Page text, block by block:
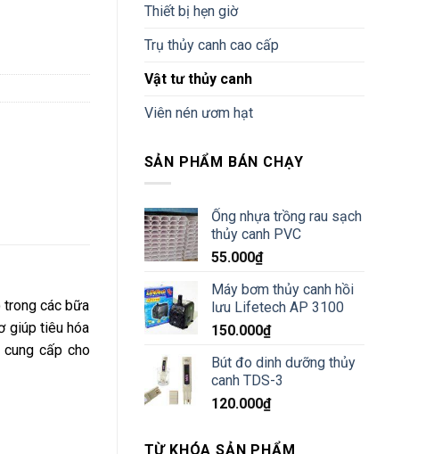
Thiết bị hẹn giờ
Trụ thủy canh cao cấp
Vật tư thủy canh
Viên nén ươm hạt
SẢN PHẨM BÁN CHẠY
Ống nhựa trồng rau sạch
thủy canh PVC
55.000₫
Máy bơm thủy canh hồi
lưu Lifetech AP 3100
150.000₫
Bút đo dinh dưỡng thủy
canh TDS-3
120.000₫
TỪ KHÓA SẢN PHẨM
lượng
trong các bữa
giúp tiêu hóa
cấp cho